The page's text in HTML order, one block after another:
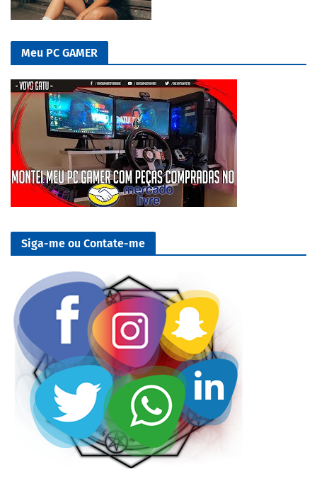
Meu PC GAMER
Siga-me ou Contate-me